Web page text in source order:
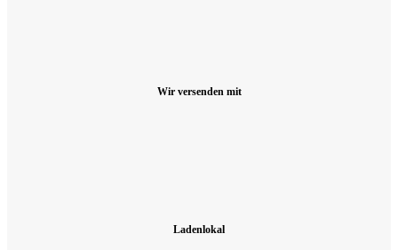
Wir versenden mit
Ladenlokal